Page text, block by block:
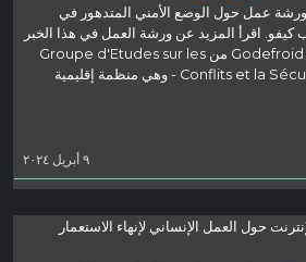
عُقدت ورشة عمل حول الوضع الأمني المتدهور في
اقرأ المزيد عن ورشة العمل في هذا الخبر
القصير الذي أعده Godefroid Muzalia من Groupe d'Etudes sur les
Conflits et la Sécurité Humaine (GEC-SH) - وهي منظمة إقليمية
٩ أبريل ٢٠٢٤